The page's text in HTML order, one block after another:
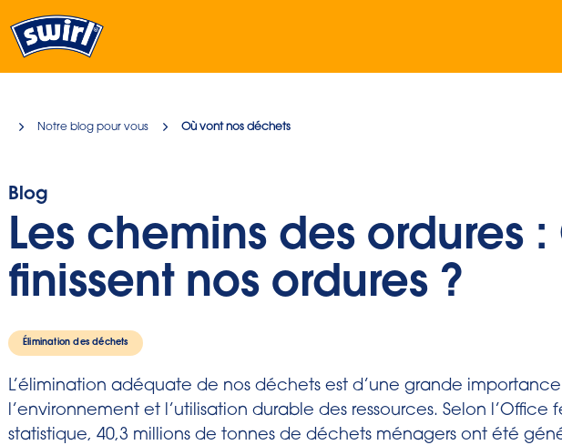
Notre blog pour vous Où vont nos déchets
Blog
Les chemins des ordures :
finissent nos ordures ?
Élimination des déchets
L’élimination adéquate de nos déchets est d’une grande
l’environnement et l’utilisation durable des ressources. Selon l’Office
statistique, 40,3 millions de tonnes de déchets ménagers ont été